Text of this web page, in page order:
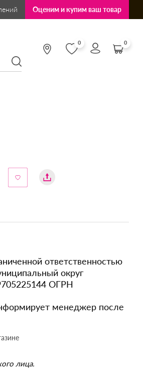
Оценим и купим ваш товар
0 0
ответственностью
округ
ОГРН
менеджер после
лица.